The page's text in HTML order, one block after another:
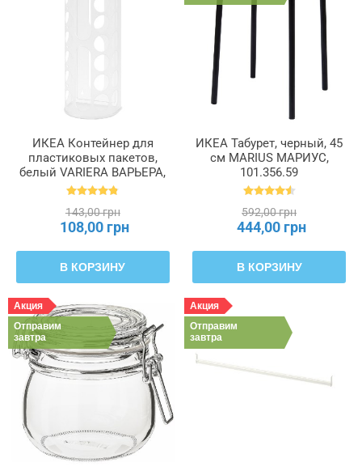
ИКЕА Контейнер для
пластиковых пакетов,
белый VARIERA ВАРЬЕРА,
800.102.22
143,00 грн
108,00 грн
В КОРЗИНУ
ИКЕА Табурет, черный, 45
см MARIUS МАРИУС,
101.356.59
592,00 грн
444,00 грн
В КОРЗИНУ
Акция
Отправим
завтра
Акция
Отправим
завтра